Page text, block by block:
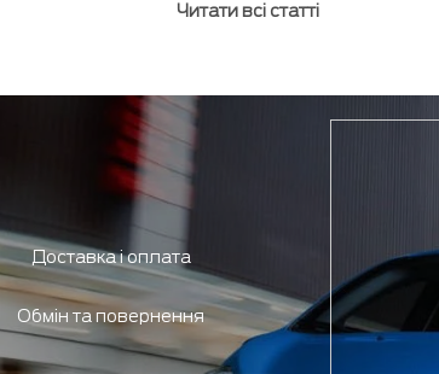
Читати всі статті
Доставка і оплата
Обмін та повернення